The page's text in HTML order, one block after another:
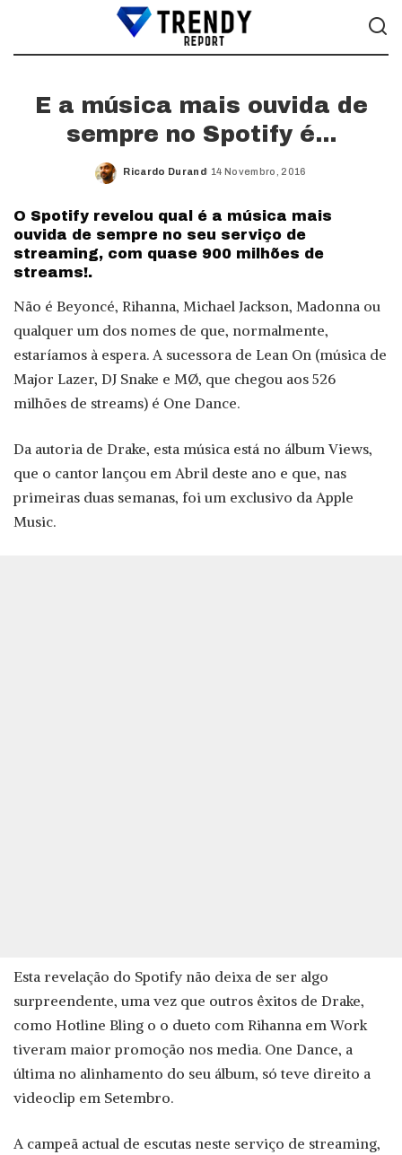
E a música mais ouvida de
sempre no Spotify é…
Posted
Ricardo Durand 14 Novembro, 2016
O Spotify revelou qual é a música mais
ouvida de sempre no seu serviço de
streaming, com quase 900 milhões de
streams!.
Não é Beyoncé, Rihanna, Michael Jackson, Madonna ou
qualquer um dos nomes de que, normalmente,
estaríamos à espera. A sucessora de Lean On (música de
Major Lazer, DJ Snake e MØ, que chegou aos 526
milhões de streams) é One Dance.
Da autoria de Drake, esta música está no álbum Views,
que o cantor lançou em Abril deste ano e que, nas
primeiras duas semanas, foi um exclusivo da Apple
Music.
Esta revelação do Spotify não deixa de ser algo
surpreendente, uma vez que outros êxitos de Drake,
como Hotline Bling o o dueto com Rihanna em Work
tiveram maior promoção nos media. One Dance, a
última no alinhamento do seu álbum, só teve direito a
videoclip em Setembro.
A campeã actual de escutas neste serviço de streaming,